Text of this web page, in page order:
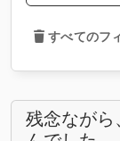
すべてのフ
残念なが